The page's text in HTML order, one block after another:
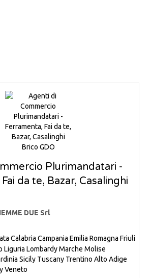
Plurimandatari -
da te, Bazar, Casalinghi
DUE Srl
Calabria Campania Emilia Romagna Friuli
Liguria LombardyMarche Molise
Sicily Tuscany Trentino Alto Adige
Veneto